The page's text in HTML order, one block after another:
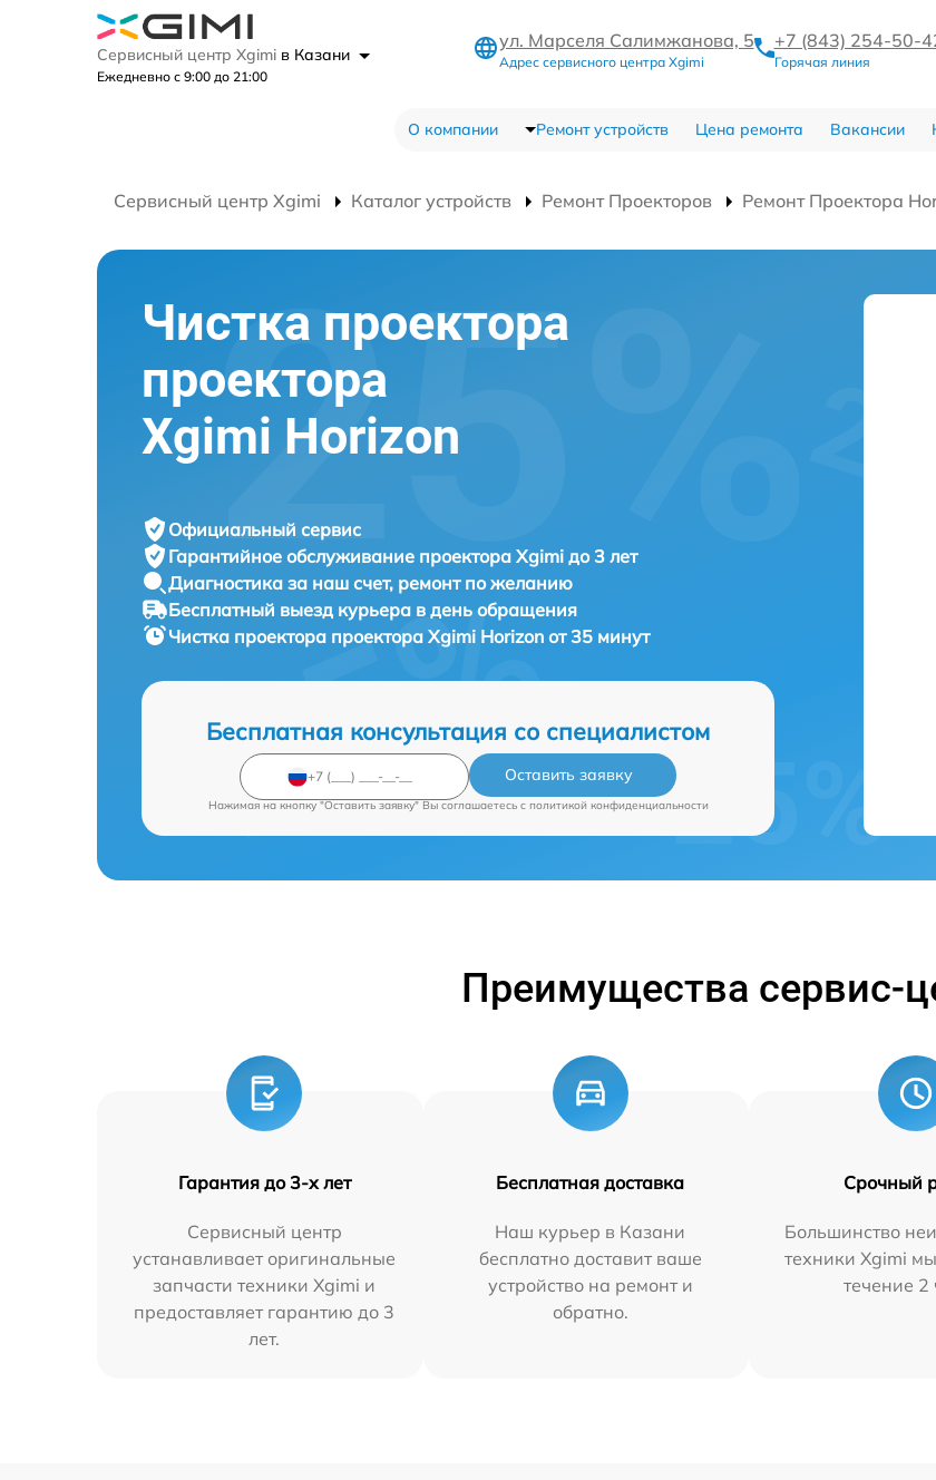
Сервисный центр Xgimi в Казани
Ежедневно с 9:00 до 21:00
ул. Марселя Салимжанова, 5
Адрес сервисного центра Xgimi
+7 (843) 254-50-
Горячая линия
О компании Ремонт устройств Цена ремонта Вакансии
Сервисный центр Xgimi Каталог устройств Ремонт Проекторов Ремонт Проектора
Чистка проектора
проектора
Xgimi Horizon
Официальный сервис
Гарантийное обслуживание проектора Xgimi до 3 лет
Диагностика за наш счет, ремонт по желанию
Бесплатный выезд курьера в день обращения
Чистка проектора проектора Xgimi Horizon от 35 минут
Бесплатная консультация со специалистом
Оставить заявку
Нажимая на кнопку "Оставить заявку" Вы соглашаетесь c политикой конфиденциальности
Преимущества сервис-
Гарантия до 3-х лет
Сервисный центр
устанавливает оригинальные
запчасти техники Xgimi и
предоставляет гарантию до 3
лет.
Бесплатная доставка
Наш курьер в Казани
бесплатно доставит ваше
устройство на ремонт и
обратно.
Срочный
Большинство
техники Xgimi
течение 2